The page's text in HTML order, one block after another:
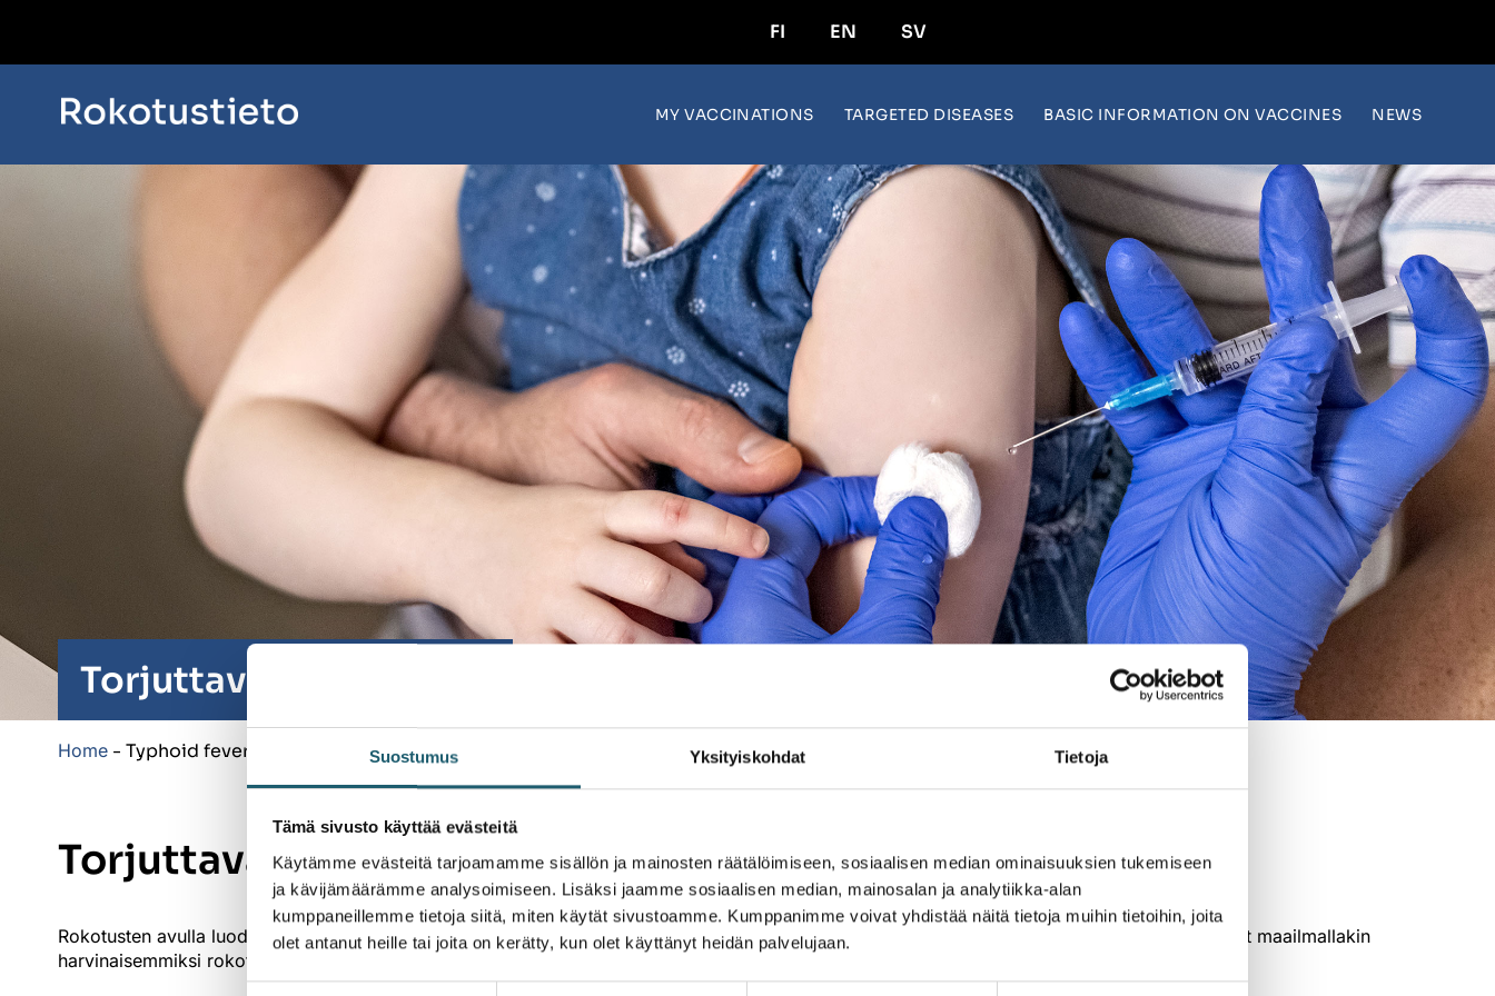
Suostumus Yksityiskohdat Tietoja
Tämä sivusto käyttää evästeitä
Käytämme evästeitä tarjoamamme sisällön ja mainosten räätälöimiseen, sosiaalisen median ominaisuuksien tukemiseen
ja kävijämäärämme analysoimiseen. Lisäksi jaamme sosiaalisen median, mainosalan ja analytiikka-alan
kumppaneillemme tietoja siitä, miten käytät sivustoamme. Kumppanimme voivat yhdistää näitä tietoja muihin tietoihin, joita
olet antanut heille tai joita on kerätty, kun olet käyttänyt heidän palvelujaan.
FI EN SV
MY VACCINATIONS TARGETED DISEASES BASIC INFORMATION ON VACCINES NEWS
Torjuttavat taudit
Home - Typhoid fever
Torjuttavat taudit
Rokotusten avulla luodaan suojaa tartuntatauteja vastaan. Monet näistä taudeista on saatu jo hävitettyä Suomesta kokonaan ja ne ovat käyneet maailmallakin
harvinaisemmiksi rokotusten ansiosta.